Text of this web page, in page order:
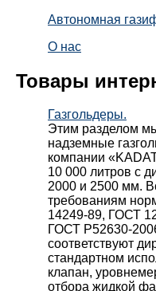
Автономная
О нас
Товары
Газгольдеры.
Этим разделом
надземные
компании
10 000 литров с
2000 и 2500 мм.
требованиям
14249-89, ГОСТ
ГОСТ Р52630-
соответствуют
стандартном
клапан,
отбора жидкой